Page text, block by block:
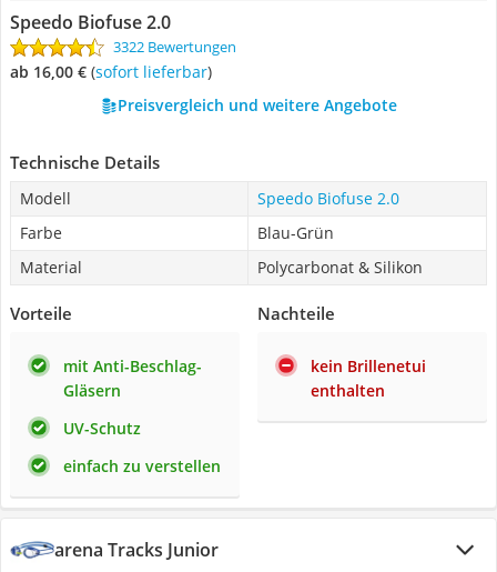
Speedo Biofuse 2.0
3322 Bewertungen
ab 16,00 € ( Sofort lieferbar)
Preisvergleich und weitere Angebote
Technische Details
Modell
Speedo Biofuse 2.0
Farbe
Blau-Grün
Material
Polycarbonat & Silikon
Vorteile
mit Anti-Beschlag-
Gläsern
UV-Schutz
einfach zu verstellen
Nachteile
kein Brillenetui
enthalten
arena Tracks Junior